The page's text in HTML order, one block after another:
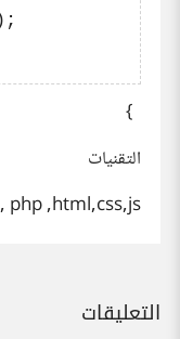
}
التقنيات
php ,html,css,js
التعليقات